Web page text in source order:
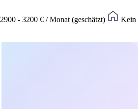
2900 - 3200 € / Monat (geschätzt)
Kein